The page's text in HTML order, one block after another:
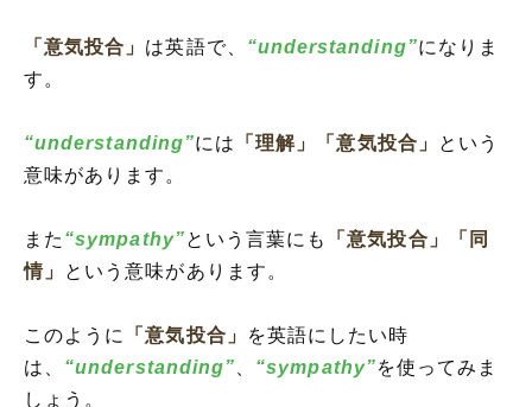
「意気投合」 は英語で、 “understanding”になりま
す。
“understanding”には 「理解」 「意気投合」
という
意味があります。
また “sympathy”という言葉にも 「意気投合」
「同
情」
という意味があります。
このように 「意気投合」
を英語にしたい時
は、 “understanding” “sympathy”を使ってみま
しょう。